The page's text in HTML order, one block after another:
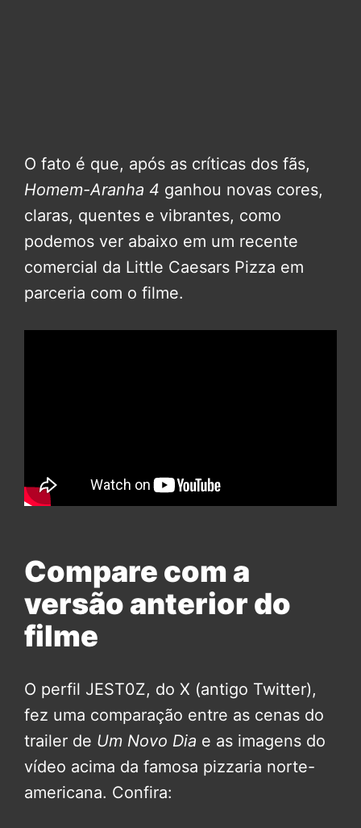
O fato é que, após as críticas dos fãs,
Homem-Aranha 4 ganhou novas cores,
claras, quentes e vibrantes, como
podemos ver abaixo em um recente
comercial da Little Caesars Pizza em
parceria com o filme.
Compare com a
versão anterior do
filme
O perfil JEST0Z, do X (antigo Twitter),
fez uma comparação entre as cenas do
trailer de Um Novo Dia e as imagens do
vídeo acima da famosa pizzaria norte-
americana. Confira: